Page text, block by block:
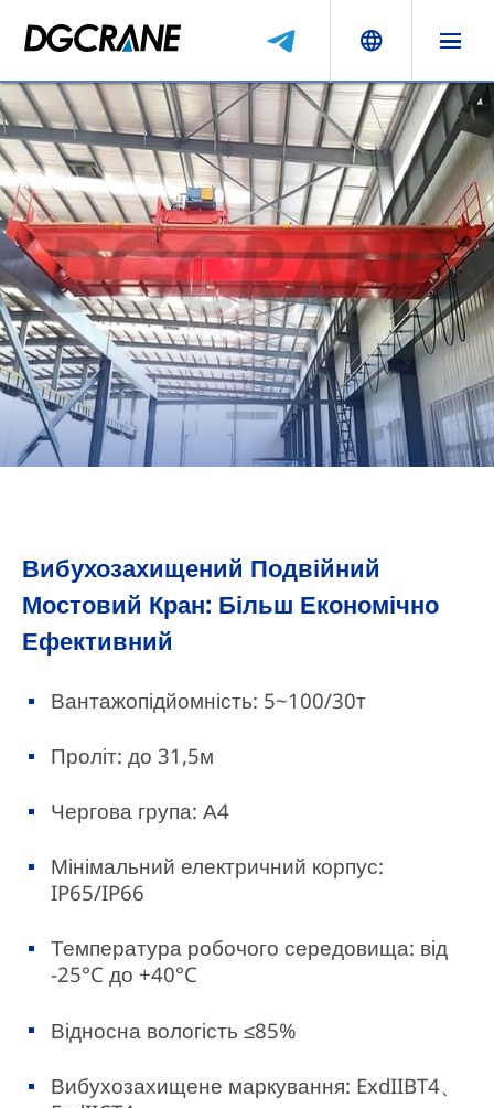
Вибухозахищений Подвійний
Мостовий Кран: Більш Економічно
Ефективний
Вантажопідйомність: 5~100/30т
Проліт: до 31,5м
Чергова група: А4
Мінімальний електричний корпус:
IP65/IP66
Температура робочого середовища: від
-25°C до +40°C
Відносна вологість ≤85%
Вибухозахищене маркування: ExdIIBT4、